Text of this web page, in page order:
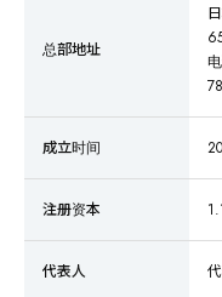
总部地址
成立时间
注册资本
代表人